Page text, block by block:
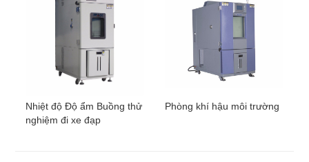
Nhiệt độ Độ ẩm Buồng thử
nghiệm đi xe đạp
Phòng khí hậu môi trường